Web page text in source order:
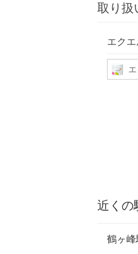
取り扱
エク
近くの
鶴ヶ峰